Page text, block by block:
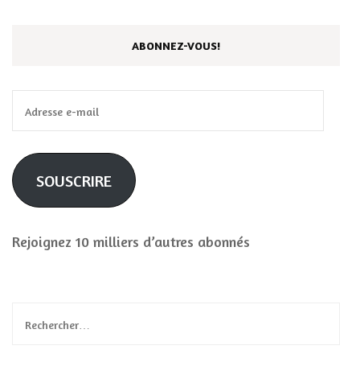
ABONNEZ-VOUS!
e-
mail
SOUSCRIRE
Rejoignez 10 milliers d’autres abonnés
Rechercher :